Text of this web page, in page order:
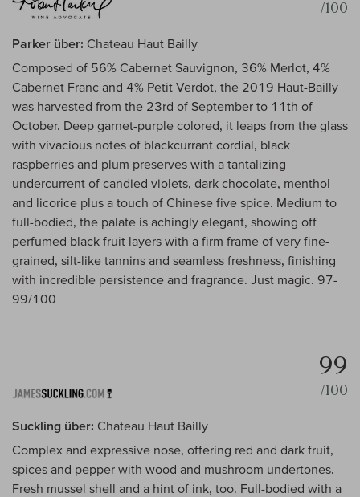
/100
Parker über: Chateau Haut Bailly
Composed of 56% Cabernet Sauvignon, 36% Merlot, 4%
Cabernet Franc and 4% Petit Verdot, the 2019 Haut-Bailly
was harvested from the 23rd of September to 11th of
October. Deep garnet-purple colored, it leaps from the glass
with vivacious notes of blackcurrant cordial, black
raspberries and plum preserves with a tantalizing
undercurrent of candied violets, dark chocolate, menthol
and licorice plus a touch of Chinese five spice. Medium to
full-bodied, the palate is achingly elegant, showing off
perfumed black fruit layers with a firm frame of very fine-
grained, silt-like tannins and seamless freshness, finishing
with incredible persistence and fragrance. Just magic. 97-
99/100
99
/100
Suckling über: Chateau Haut Bailly
Complex and expressive nose, offering red and dark fruit,
spices and pepper with wood and mushroom undertones.
Fresh mussel shell and a hint of ink, too. Full-bodied with a